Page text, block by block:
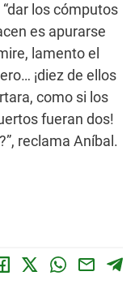
los cómputos
es apurarse
lamento el
¡diez de ellos
como si los
fueran dos!
reclama Aníbal.